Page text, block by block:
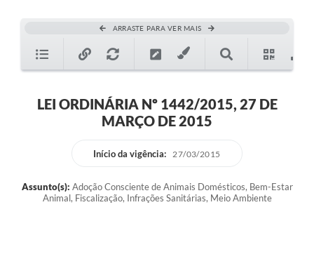
ARRASTE PARA VER MAIS
LEI ORDINÁRIA Nº 1442/2015, 27 DE
MARÇO DE 2015
Início da vigência: 27/03/2015
Assunto(s): Adoção Consciente de Animais Domésticos, Bem-Estar
Animal, Fiscalização, Infrações Sanitárias, Meio Ambiente